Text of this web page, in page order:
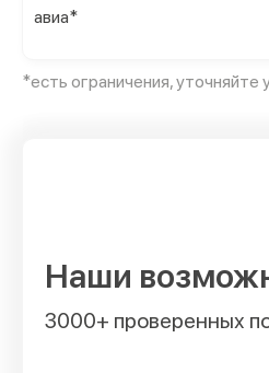
авиа*
*есть ограничения,
Наши
3000+ проверенных